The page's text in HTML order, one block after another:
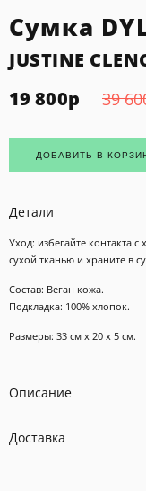
Сумка
JUSTINE
19 800р 39
ДОБАВИТЬ В
Детали
Уход: избегайте контакта
сухой тканью и храните в
Состав: Веган кожа.
Подкладка: 100% хлопок.
Размеры: 33 см х 20 х 5 см.
Описание
Доставка